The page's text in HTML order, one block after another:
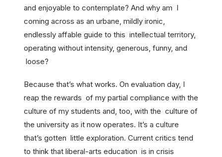
and enjoyable to contemplate? And why am I
coming across as an urbane, mildly ironic,
endlessly affable guide to this intellectual territory,
operating without intensity, generous, funny, and
loose?
Because that’s what works. On evaluation day, I
reap the rewards of my partial compliance with the
culture of my students and, too, with the culture of
the university as it now operates. It’s a culture
that’s gotten little exploration. Current critics tend
to think that liberal-arts education is in crisis